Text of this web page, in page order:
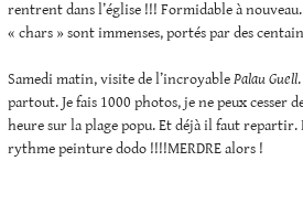
rentrent dans l’église !!! Formidable à
« chars » sont immenses, portés par des
Samedi matin, visite de l’incroyablePalau Guell
partout. Je fais 1000 photos, je ne peux cesser
heure sur la plage popu. Et déjà il faut
rythme peinture dodo !!!!MERDRE alors !